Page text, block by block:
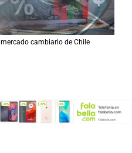
cambiario de Chile